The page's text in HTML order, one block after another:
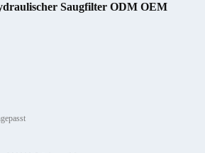
Saugfilter ODM OEM